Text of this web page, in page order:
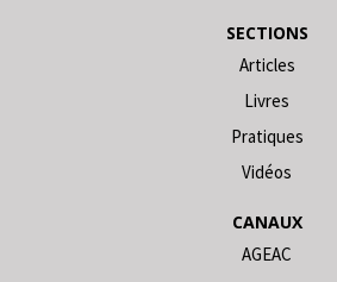
SECTIONS
Articles
Livres
Pratiques
Vidéos
CANAUX
AGEAC